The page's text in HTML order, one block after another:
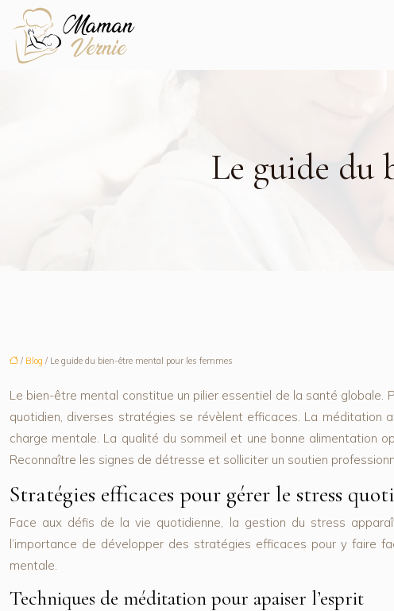
Le guide du
/ Blog / Le guide du bien-être mental pour les femmes
Le bien-être mental constitue un pilier essentiel de la santé globale.
quotidien, diverses stratégies se révèlent efficaces. La méditation
charge mentale. La qualité du sommeil et une bonne alimentation
Reconnaître les signes de détresse et solliciter un soutien
Stratégies efficaces pour gérer le stress
Face aux défis de la vie quotidienne, la gestion du stress
l’importance de développer des stratégies efficaces pour y faire
mentale.
Techniques de méditation pour apaiser l’esprit